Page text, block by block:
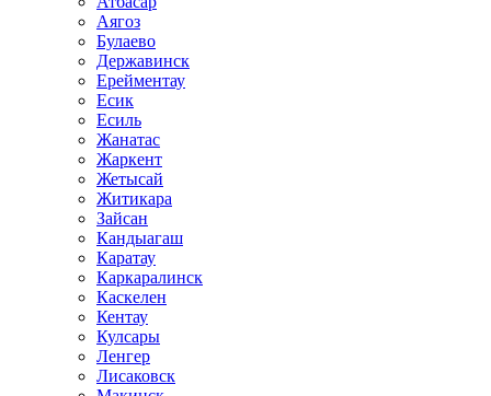
Аягоз
Булаево
Державинск
Ерейментау
Есик
Есиль
Жанатас
Жаркент
Жетысай
Житикара
Зайсан
Кандыагаш
Каратау
Каркаралинск
Каскелен
Кентау
Кулсары
Ленгер
Лисаковск